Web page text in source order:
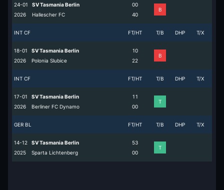
24-01
2026
SV Tasmania Berlin
Hallescher FC
0
4
0
0
B
INT CF FT/HT T/B DHP T/X
18-01
2026
SV Tasmania Berlin
Polonia Slubice
1
2
0
2
B
INT CF FT/HT T/B DHP T/X
17-01
2026
SV Tasmania Berlin
Berliner FC Dynamo
1
0
1
0
T
GER BL FT/HT T/B DHP T/X
14-12
2025
SV Tasmania Berlin
Sparta Lichtenberg
5
0
3
0
T